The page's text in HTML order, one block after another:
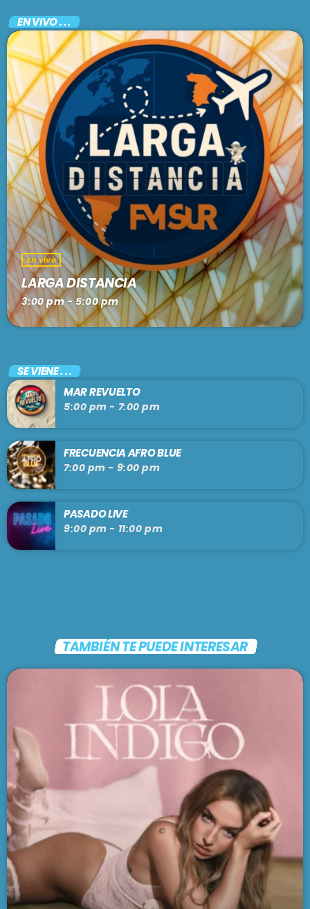
EN VIVO . . .
En vivo
LARGA DISTANCIA
3:00 pm - 5:00 pm
SE VIENE . . .
MAR REVUELTO
5:00 pm - 7:00 pm
FRECUENCIA AFRO BLUE
7:00 pm - 9:00 pm
PASADO LIVE
9:00 pm - 11:00 pm
TAMBIÉN TE PUEDE INTERESAR